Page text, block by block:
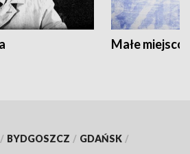
Małe
/ BYDGOSZCZ / GDAŃSK /